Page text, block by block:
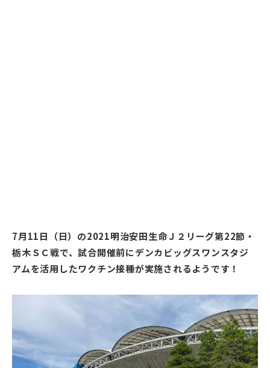
7月11日（日）の2021明治安田生命Ｊ２リーグ第22節・
栃木ＳＣ戦で、試合開催前にデンカビッグスワンスタジ
アムを活用したワクチン接種が実施されるようです！